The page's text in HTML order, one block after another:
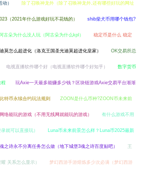
） 除了召唤神龙外（除了召唤神龙外,还有哪些好玩的网址
（2021年什么游戏好玩不花钱的） shib柴犬币用哪个钱包?
古朵为什么没人玩（阿古朵为什么kpl） 稳定币是什么 稳定
莫怎么超进化（洛克王国圣光迪莫超进化皇家） OK交易所总
电视直播软件哪个好（电视直播软件哪个好知乎） 数字货币
玩Axie一天最多能赚多少钱？区块链游戏Axie交易平台渐渐
特币永续合约玩法规则 ZOON是什么币种?ZOON币未来前
络能玩的游戏（不用无线网就能玩的游戏） 有什么游戏不用
就可以直接玩） Luna币未来前景怎么样？Luna币2025最新
之诗永不分离任务怎么做（地下城堡3魂之诗百度贴吧） 王
关系怎么显示） 梦幻西游手游熔炼多少次必满（梦幻西游